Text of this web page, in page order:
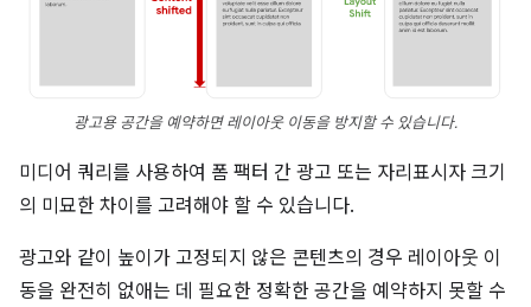
광고용 공간을 예약하면 레이아웃 이동을 방지할 수 있습니다.
미디어 쿼리를 사용하여 폼 팩터 간 광고 또는 자리표시자 크기
의 미묘한 차이를 고려해야 할 수 있습니다.
광고와 같이 높이가 고정되지 않은 콘텐츠의 경우 레이아웃 이
동을 완전히 없애는 데 필요한 정확한 공간을 예약하지 못할 수